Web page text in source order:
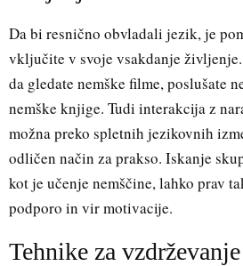
Da bi resnično obvladali jezik, je
vključite v svoje vsakdanje
da gledate nemške filme, poslušate
nemške knjige. Tudi interakcija z
možna preko spletnih jezikovnih
odličen način za prakso. Iskanje
kot je učenje nemščine, lahko prav
podporo in vir motivacije.
Tehnike za